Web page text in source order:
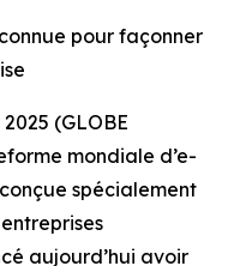
pour façonner
(GLOBE
mondiale d’e-
spécialement
aujourd’hui avoir